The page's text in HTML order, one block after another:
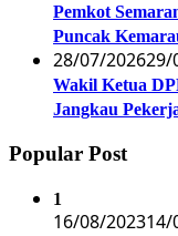
Pemkot
Puncak
28/07/202629/
Wakil Ketua
Jangkau
Popular Post
1
16/08/202314/